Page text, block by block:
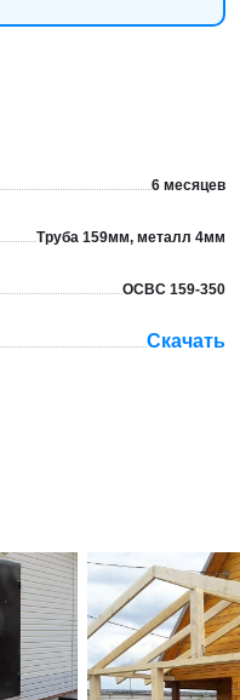
6 месяцев
Труба 159мм, металл 4мм
ОСВС 159-350
Скачать